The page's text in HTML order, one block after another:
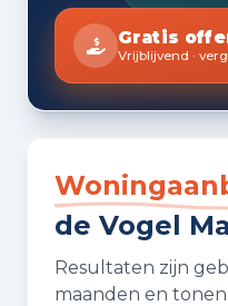
voor u klaar met
ondersteuning.
Gratis
Vrijblijvend ·
de Vogel
Resultaten zijn
maanden en